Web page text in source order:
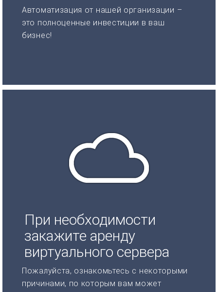
Автоматизация от нашей организации –
это полноценные инвестиции в ваш
бизнес!
При необходимости
закажите аренду
виртуального сервера
Пожалуйста, ознакомьтесь с некоторыми
причинами, по которым вам может